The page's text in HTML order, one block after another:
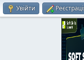
Увійти